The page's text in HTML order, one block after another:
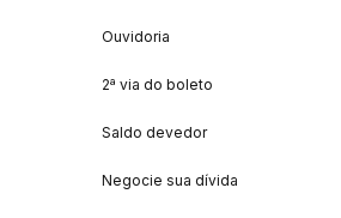
Ouvidoria
2ª via do boleto
Saldo devedor
Negocie sua dívida